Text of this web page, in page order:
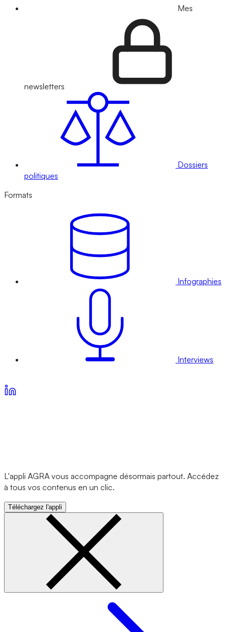
Mes
newsletters
Dossiers
politiques
Formats
Infographies
Interviews
L'appli AGRA vous accompagne désormais partout. Accédez
à tous vos contenus en un clic.
Téléchargez l'appli